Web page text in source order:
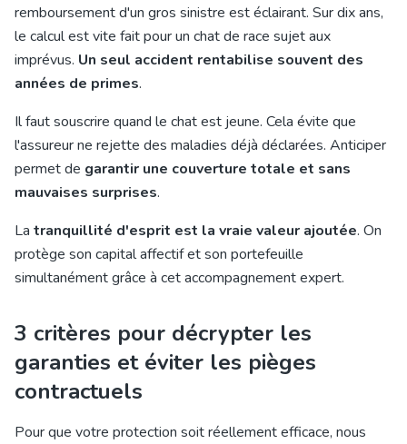
remboursement d'un gros sinistre est éclairant. Sur dix ans,
le calcul est vite fait pour un chat de race sujet aux
imprévus. Un seul accident rentabilise souvent des
années de primes.
Il faut souscrire quand le chat est jeune. Cela évite que
l'assureur ne rejette des maladies déjà déclarées. Anticiper
permet de garantir une couverture totale et sans
mauvaises surprises.
La tranquillité d'esprit est la vraie valeur ajoutée. On
protège son capital affectif et son portefeuille
simultanément grâce à cet accompagnement expert.
3 critères pour décrypter les
garanties et éviter les pièges
contractuels
Pour que votre protection soit réellement efficace, nous